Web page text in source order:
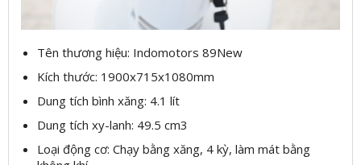
Tên thương hiệu: Indomotors 89New
Kích thước: 1900x715x1080mm
Dung tích bình xăng: 4.1 lít
Dung tích xy-lanh: 49.5 cm3
Loại động cơ: Chạy bằng xăng, 4 kỳ, làm mát bằng